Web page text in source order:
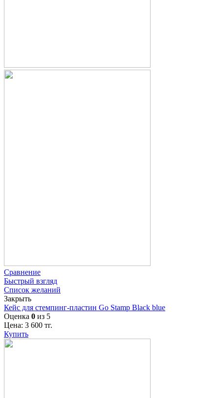
Сравнение
Быстрый взгляд
Список желаний
Закрыть
Кейс для стемпинг-пластин Go Stamp Black blue
Оценка 0 из 5
Цена: 3 600 тг.
Купить